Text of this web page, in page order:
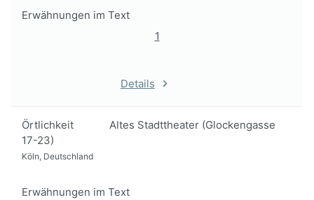
Erwähnungen im Text
1
Details
Örtlichkeit
Altes Stadttheater (Glockengasse
17-23)
Köln, Deutschland
Erwähnungen im Text